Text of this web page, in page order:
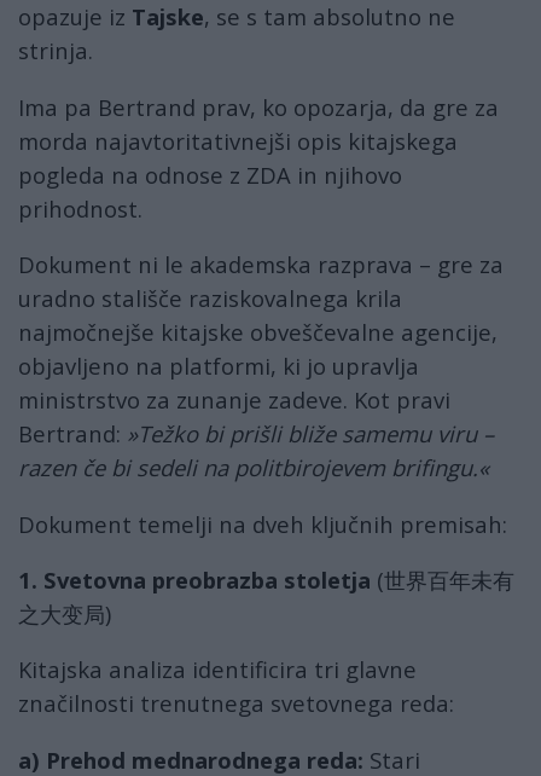
opazuje iz Tajske, se s tam absolutno ne
strinja.
Ima pa Bertrand prav, ko opozarja, da gre za
morda najavtoritativnejši opis kitajskega
pogleda na odnose z ZDA in njihovo
prihodnost.
Dokument ni le akademska razprava – gre za
uradno stališče raziskovalnega krila
najmočnejše kitajske obveščevalne agencije,
objavljeno na platformi, ki jo upravlja
ministrstvo za zunanje zadeve. Kot pravi
Bertrand: »Težko bi prišli bliže samemu viru –
razen če bi sedeli na politbirojevem brifingu.«
Dokument temelji na dveh ključnih premisah:
1. Svetovna preobrazba stoletja (世界百年未有
之大变局)
Kitajska analiza identificira tri glavne
značilnosti trenutnega svetovnega reda:
a) Prehod mednarodnega reda: Stari